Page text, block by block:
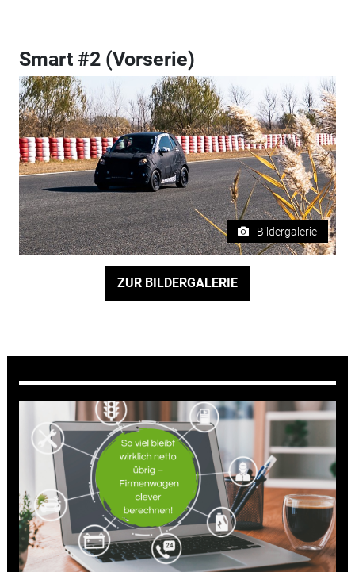
Smart #2 (Vorserie)
Bildergalerie
ZUR BILDERGALERIE